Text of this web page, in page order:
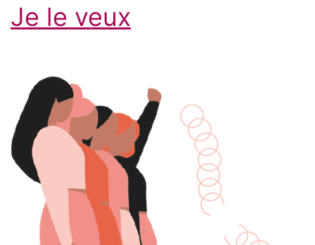
Je le veux